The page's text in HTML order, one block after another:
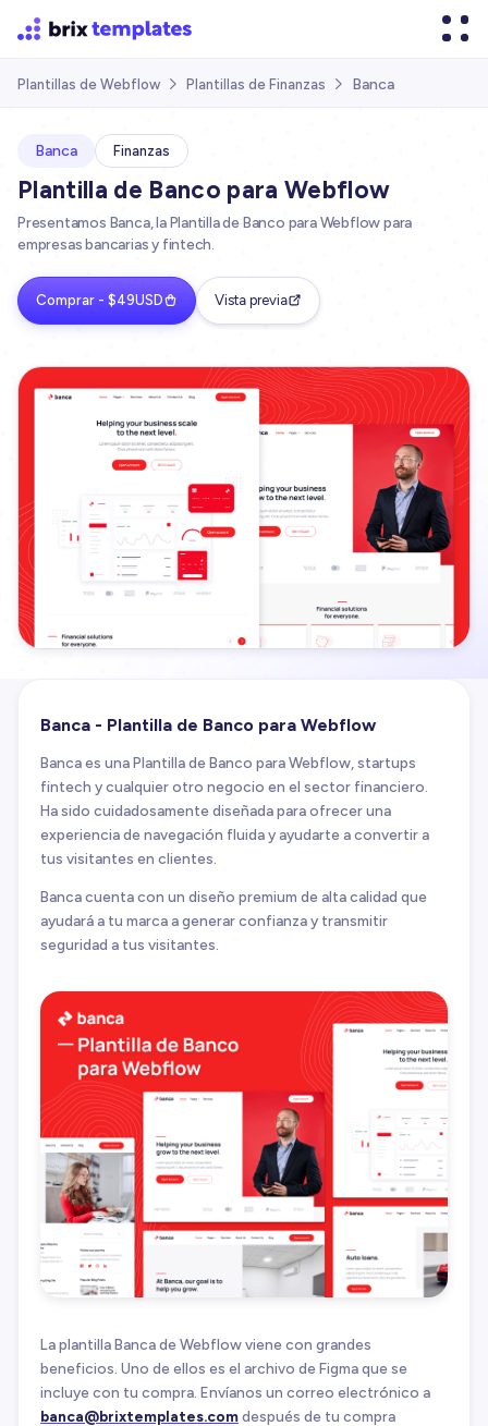
Plantillas de Webflow  Plantillas de Finanzas  Banca
Banca Finanzas
Plantilla de Banco para Webflow
Presentamos Banca, la Plantilla de Banco para Webflow para
empresas bancarias y fintech.
Comprar - $49USD Vista previa
Banca - Plantilla de Banco para Webflow
Banca es una Plantilla de Banco para Webflow, startups
fintech y cualquier otro negocio en el sector financiero.
Ha sido cuidadosamente diseñada para ofrecer una
experiencia de navegación fluida y ayudarte a convertir a
tus visitantes en clientes.
Banca cuenta con un diseño premium de alta calidad que
ayudará a tu marca a generar confianza y transmitir
seguridad a tus visitantes.
La plantilla Banca de Webflow viene con grandes
beneficios. Uno de ellos es el archivo de Figma que se
incluye con tu compra. Envíanos un correo electrónico a
banca@brixtemplates.comdespués de tu compra